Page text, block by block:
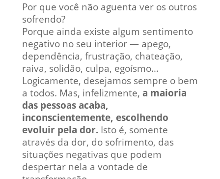
Por que você não aguenta ver os outros
sofrendo?
Porque ainda existe algum sentimento
negativo no seu interior — apego,
dependência, frustração, chateação,
raiva, solidão, culpa, egoísmo…
Logicamente, desejamos sempre o bem
a todos. Mas, infelizmente, a maioria
das pessoas acaba,
inconscientemente, escolhendo
evoluir pela dor.Isto é, somente
através da dor, do sofrimento, das
situações negativas que podem
despertar nela a vontade de